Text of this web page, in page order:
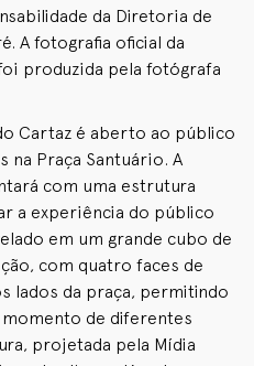
da Diretoria de
A fotografia oficial da
produzida pela fotógrafa
Cartaz é aberto ao público
na Praça Santuário. A
com uma estrutura
a experiência do público
em um grande cubo de
com quatro faces de
lados da praça, permitindo
de diferentes
projetada pela Mídia